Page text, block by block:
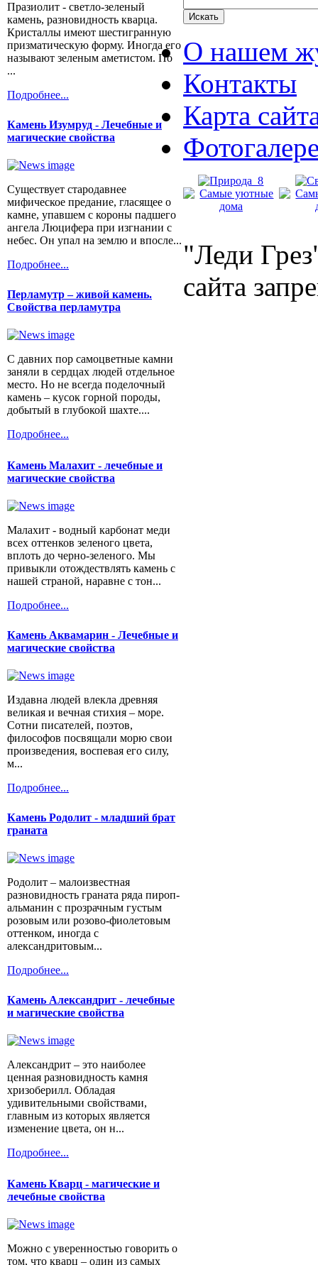
Празиолит - светло-зеленый
камень, разновидность кварца.
Кристаллы имеют шестигранную
призматическую форму. Иногда его
называют зеленым аметистом. По
...
Подробнее...
Камень Изумруд - Лечебные и
магические свойства
Существует стародавнее
мифическое предание, гласящее о
камне, упавшем с короны падшего
ангела Люцифера при изгнании с
небес. Он упал на землю и впосле...
Подробнее...
Перламутр – живой камень.
Свойства перламутра
С давних пор самоцветные камни
заняли в сердцах людей отдельное
место. Но не всегда поделочный
камень – кусок горной породы,
добытый в глубокой шахте....
Подробнее...
Камень Малахит - лечебные и
магические свойства
Малахит - водный карбонат меди
всех оттенков зеленого цвета,
вплоть до черно-зеленого. Мы
привыкли отождествлять камень с
нашей страной, наравне с тон...
Подробнее...
Камень Аквамарин - Лечебные и
магические свойства
Издавна людей влекла древняя
великая и вечная стихия – море.
Сотни писателей, поэтов,
философов посвящали морю свои
произведения, воспевая его силу,
м...
Подробнее...
Камень Родолит - младший брат
граната
Родолит – малоизвестная
разновидность граната ряда пироп-
альманин с прозрачным густым
розовым или розово-фиолетовым
оттенком, иногда с
александритовым...
Подробнее...
Камень Александрит - лечебные
и магические свойства
Александрит – это наиболее
ценная разновидность камня
хризоберилл. Обладая
удивительными свойствами,
главным из которых является
изменение цвета, он н...
Подробнее...
Камень Кварц - магические и
лечебные свойства
Можно с уверенностью говорить о
том, что кварц – один из самых
О нашем
Контакты
Карта
"Леди
сайта